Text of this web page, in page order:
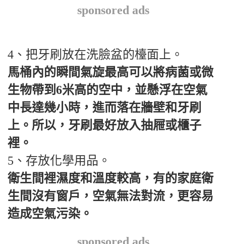
sponsored ads
4、把牙刷放在洗臉盆的檯面上。
馬桶內的瞬間氣旋最高可以將病菌或微
生物帶到6米高的空中，並懸浮在空氣
中長達幾小時，進而落在牆壁和牙刷
上。所以，牙刷最好放入抽屜或櫃子
裡。
5、存放化學用品。
衛生間裡濕度和溫度較高，有的家庭衛
生間沒有窗戶，空氣無法對流，更容易
造成空氣污染。